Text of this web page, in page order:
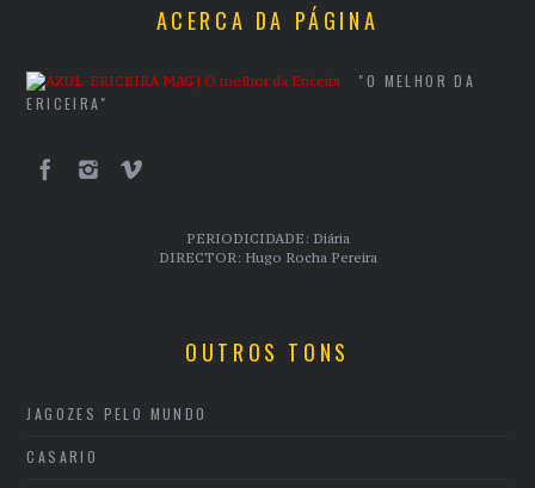
ACERCA DA PÁGINA
"O MELHOR DA
ERICEIRA"
PERIODICIDADE: Diária
DIRECTOR: Hugo Rocha Pereira
OUTROS TONS
JAGOZES PELO MUNDO
CASARIO